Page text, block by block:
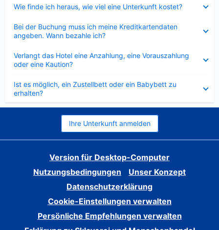
Wie finde ich heraus, wie viel eine Unterkunft kostet?
Bei der Buchung muss ich meine Kreditkartendaten
angeben. Wann bezahle ich?
Verlangt das Hotel eine Anzahlung, eine Vorauszahlung
oder eine Kaution?
Ist es möglich, ein Zustellbett oder ein Babybett zu
erhalten?
Ihre Unterkunft anmelden
Version für Desktop-Computer
Nutzungsbedingungen
Unser Konzept
Datenschutzerklärung
Cookie-Einstellungen verwalten
Persönliche Empfehlungen verwalten